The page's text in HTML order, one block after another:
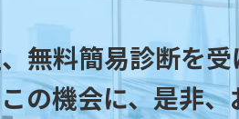
無料簡易診断を
この機会に、是非、